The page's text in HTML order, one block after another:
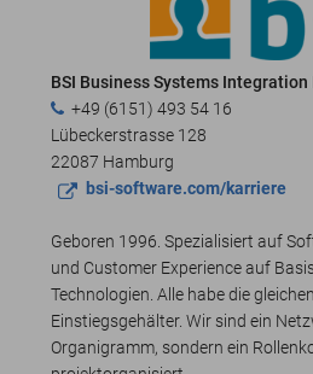
BSI Business Systems
+49 (6151) 493 54 16
Lübeckerstrasse 128
22087 Hamburg
bsi-software.com/karriere
Geboren 1996. Spezialisiert auf
und Customer Experience auf
Technologien. Alle habe die
Einstiegsgehälter. Wir sind ein
Organigramm, sondern ein